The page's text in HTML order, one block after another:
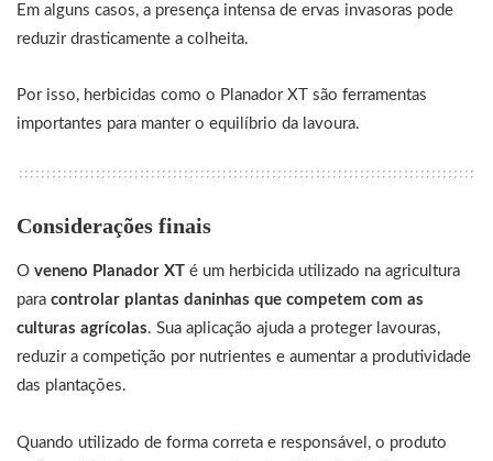
Em alguns casos, a presença intensa de ervas invasoras pode
reduzir drasticamente a colheita.
Por isso, herbicidas como o Planador XT são ferramentas
importantes para manter o equilíbrio da lavoura.
Considerações finais
O veneno Planador XT é um herbicida utilizado na agricultura
para controlar plantas daninhas que competem com as
culturas agrícolas. Sua aplicação ajuda a proteger lavouras,
reduzir a competição por nutrientes e aumentar a produtividade
das plantações.
Quando utilizado de forma correta e responsável, o produto